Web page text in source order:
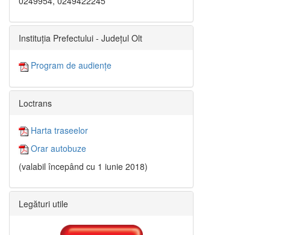
Instituția Prefectului - Județul Olt
Program de audiențe
Loctrans
Harta traseelor
Orar autobuze
(valabil începând cu 1 iunie 2018)
Legături utile